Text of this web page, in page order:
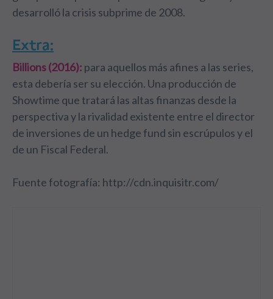
desarrolló la crisis subprime de 2008.
Extra:
Billions (2016): para aquellos más afines a las series,
esta debería ser su elección. Una producción de
Showtime que tratará las altas finanzas desde la
perspectiva y la rivalidad existente entre el director
de inversiones de un hedge fund sin escrúpulos y el
de un Fiscal Federal.
Fuente fotografía: http://cdn.inquisitr.com/